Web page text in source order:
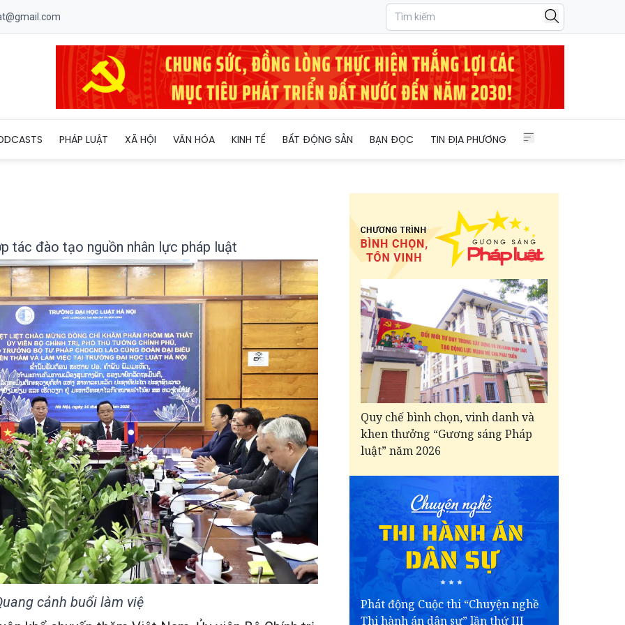
PHÁP LUẬT XÃ HỘI VĂN HÓA KINH TẾ BẤT ĐỘNG SẢN BẠN ĐỌC TIN ĐỊA PHƯƠNG
tác đào tạo nguồn nhân lực pháp luật
cảnh buổi làm việ
Quy chế bình chọn, vinh danh và
khen thưởng “Gương sáng Pháp
luật” năm 2026
Phát động Cuộc thi “Chuyện nghề
Thi hành án dân sự” lần thứ III